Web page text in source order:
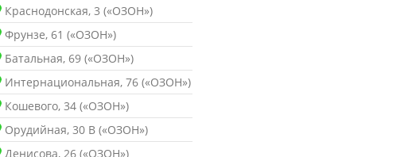
Краснодонская, 3 («ОЗОН»)
Фрунзе, 61 («ОЗОН»)
Батальная, 69 («ОЗОН»)
Интернациональная, 76 («ОЗОН»)
Кошевого, 34 («ОЗОН»)
Орудийная, 30 В («ОЗОН»)
Денисова, 26 («ОЗОН»)